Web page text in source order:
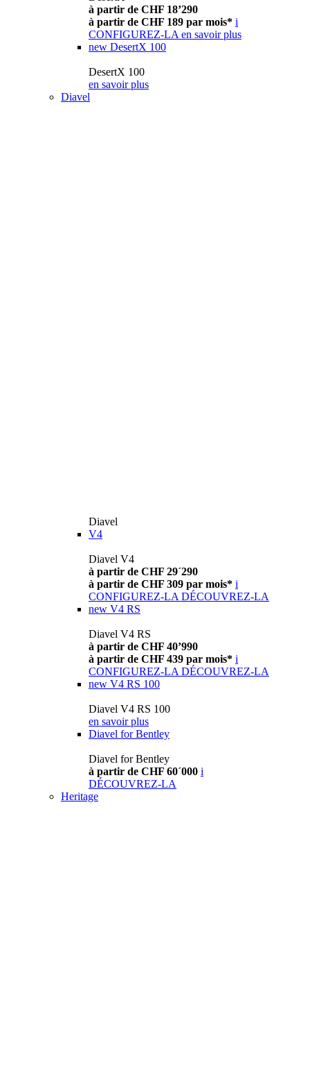
à partir de CHF 18’290
à partir de CHF 189 par mois* i
CONFIGUREZ-LA en savoir plus
new DesertX 100
DesertX 100
en savoir plus
Diavel
Diavel
V4
Diavel V4
à partir de CHF 29´290
à partir de CHF 309 par mois* i
CONFIGUREZ-LA DÉCOUVREZ-LA
new V4 RS
Diavel V4 RS
à partir de CHF 40’990
à partir de CHF 439 par mois* i
CONFIGUREZ-LA DÉCOUVREZ-LA
new V4 RS 100
Diavel V4 RS 100
en savoir plus
Diavel for Bentley
Diavel for Bentley
à partir de CHF 60´000 i
DÉCOUVREZ-LA
Heritage